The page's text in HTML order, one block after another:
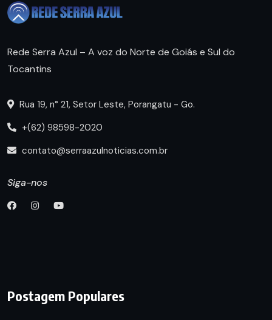
Rede Serra Azul – A voz do Norte de Goiás e Sul do
Tocantins
Rua 19, n° 21, Setor Leste, Porangatu - Go.
+(62) 98598-2020
contato@serraazulnoticias.com.br
Siga-nos
Postagem Populares